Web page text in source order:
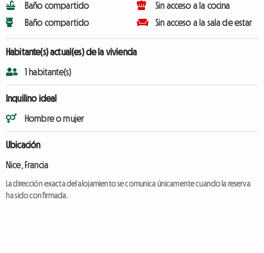
Baño compartido
Baño compartido
Sin acceso a la cocina
Sin acceso a la sala de estar
Habitante(s) actual(es) de la vivienda
1 habitante(s)
Inquilino ideal
Hombre o mujer
Ubicación
Nice, Francia
La dirección exacta del alojamiento se comunica únicamente cuando la reserva
ha sido confirmada.